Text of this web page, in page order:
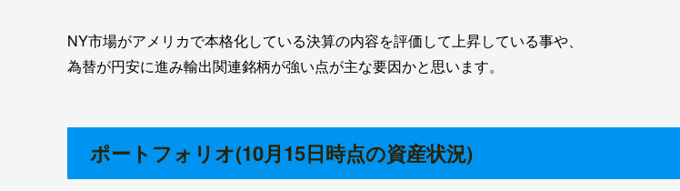
NY市場がアメリカで本格化している決算の内容を評価して上昇している事や、
為替が円安に進み輸出関連銘柄が強い点が主な要因かと思います。
ポートフォリオ(10月15日時点の資産状況)